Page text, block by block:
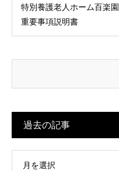
特別養護老人ホーム百楽園
重要事項説明書
過去の記事
月を選択